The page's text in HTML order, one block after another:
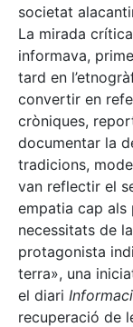
societat
La mirada
informava,
tard en
convertir en
cròniques,
documentar la
tradicions,
van reflectir el
empatia cap als
necessitats de
protagonista
terra», una
el diari
recuperació de